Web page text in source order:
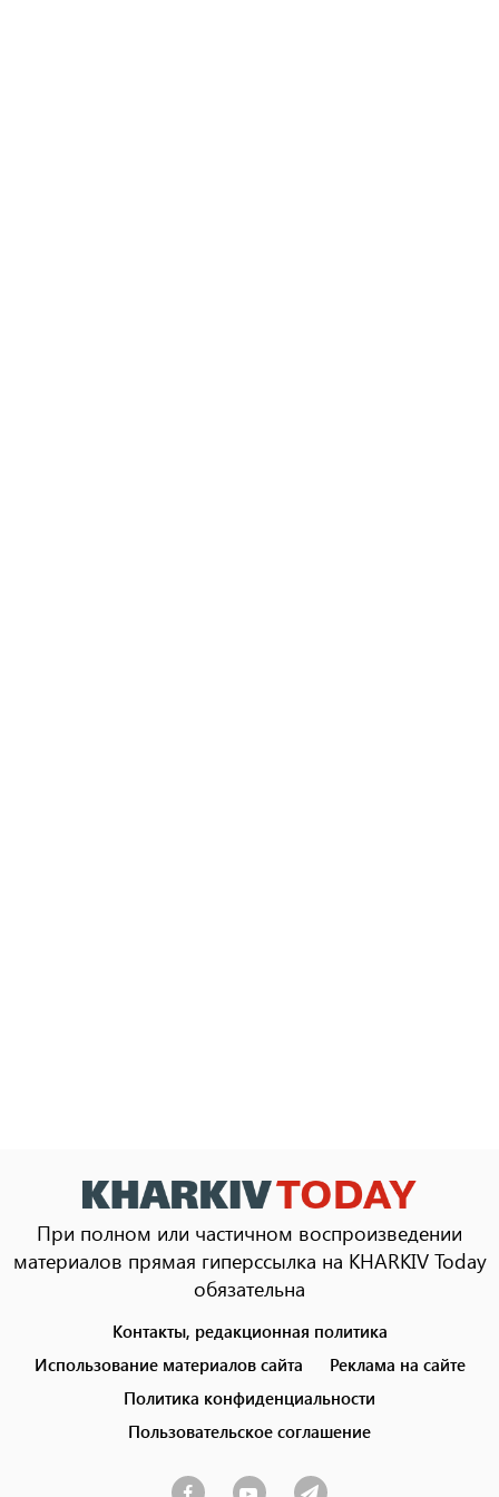
При полном или частичном воспроизведении
материалов прямая гиперссылка на KHARKIV Today
обязательна
menu
Контакты, редакционная политика
Использование материалов сайта
Реклама на сайте
Политика конфиденциальности
Пользовательское соглашение